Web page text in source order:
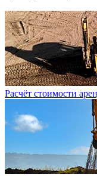
Расчёт стоимости